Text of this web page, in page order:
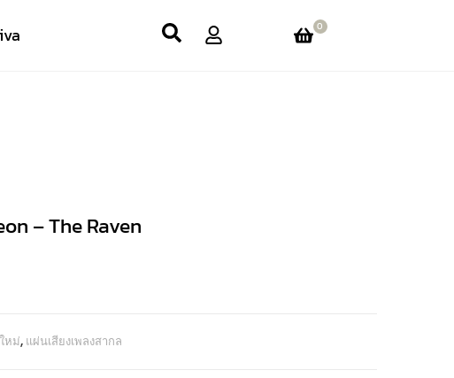
0
– The Raven
หม่, แผ่นเสียงเพลงสากล